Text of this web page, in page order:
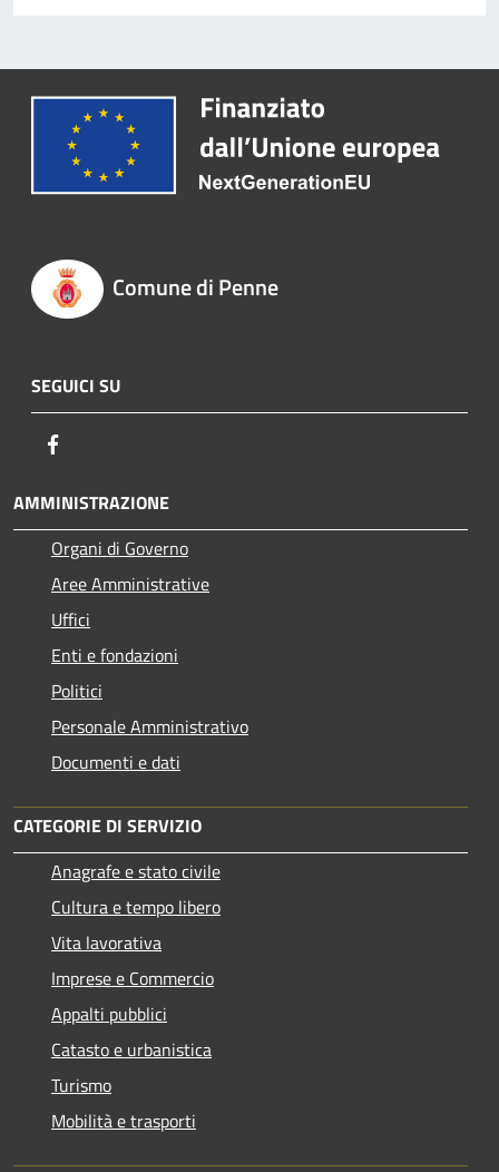
Comune di Penne
SEGUICI SU
AMMINISTRAZIONE
Organi di Governo
Aree Amministrative
Uffici
Enti e fondazioni
Politici
Personale Amministrativo
Documenti e dati
CATEGORIE DI SERVIZIO
Anagrafe e stato civile
Cultura e tempo libero
Vita lavorativa
Imprese e Commercio
Appalti pubblici
Catasto e urbanistica
Turismo
Mobilità e trasporti